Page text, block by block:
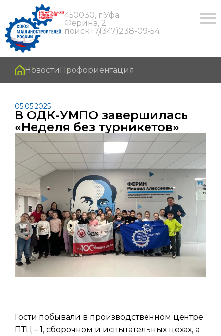
450030, г.Уфа
Ферина, 2
поиск+7(347)238-09-54
Новости Профориентация
05.05.2025
В ОДК-УМПО завершилась
«Неделя без турникетов»
Гости побывали в производственном центре
ПТЦ – 1, сборочном и испытательных цехах, а